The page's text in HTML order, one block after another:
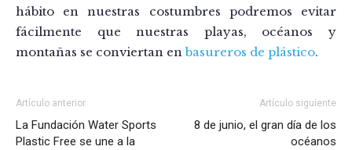
hábito en nuestras costumbres podremos evitar
fácilmente que nuestras playas, océanos y
montañas se conviertan enbasureros de plástico.
Artículo anterior
La Fundación Water Sports
Plastic Free se une a la
Artículo siguiente
8 de junio, el gran día de los
océanos